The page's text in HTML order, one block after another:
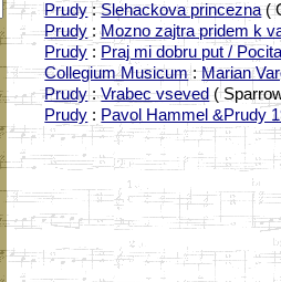
Prudy:Slehackova princezna(
Prudy :Mozno zajtra pridem k
Prudy : Praj mi dobru put /
Collegium Musicum:Marian
Prudy:Vrabec vseved (
Prudy : Pavol Hammel &Prudy